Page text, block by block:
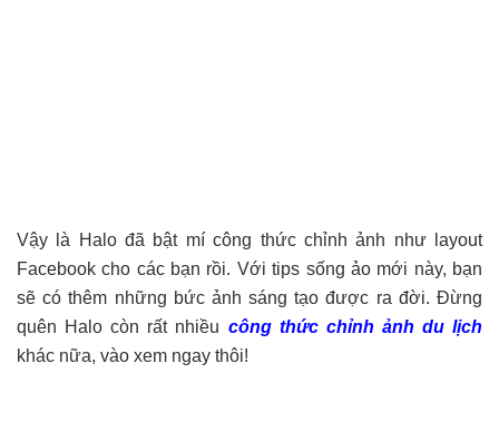
Vậy là Halo đã bật mí công thức chỉnh ảnh như layout
Facebook cho các bạn rồi. Với tips sống ảo mới này, bạn
sẽ có thêm những bức ảnh sáng tạo được ra đời. Đừng
quên Halo còn rất nhiều công thức chỉnh ảnh du lịch
khác nữa, vào xem ngay thôi!